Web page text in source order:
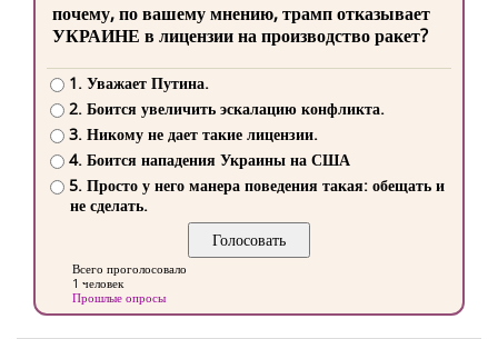
почему, по вашему мнению, трамп отказывает
УКРАИНЕ в лицензии на производство ракет?
1. Уважает Путина.
2. Боится увеличить эскалацию конфликта.
3. Никому не дает такие лицензии.
4. Боится нападения Украины на США
5. Просто у него манера поведения такая: обещать и
не сделать.
Всего проголосовало
1 человек
Прошлые опросы